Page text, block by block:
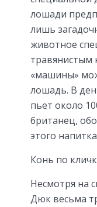
лошади
лишь
животное
травянистым
«машины»
лошадь. В
пьет около
британец,
этого
Конь по
Несмотря на
Дюк весьма